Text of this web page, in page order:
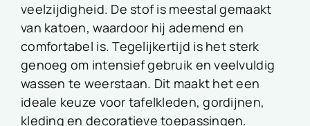
veelzijdigheid. De stof is meestal gemaakt
van katoen, waardoor hij ademend en
comfortabel is. Tegelijkertijd is het sterk
genoeg om intensief gebruik en veelvuldig
wassen te weerstaan. Dit maakt het een
ideale keuze voor tafelkleden, gordijnen,
kleding en decoratieve toepassingen.